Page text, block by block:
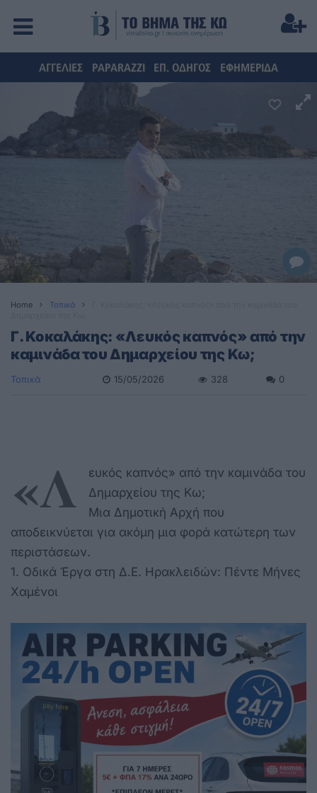
ΑΓΓΕΛΙΕΣ PAPARAZZI ΕΠ. ΟΔΗΓΟΣ ΕΦΗΜΕΡΙΔΑ
Home Τοπικά
Γ. Κοκαλάκης: «Λευκός καπνός» από την
καμινάδα του Δημαρχείου της Κω;
Τοπικά 15/05/2026 328 0
«Λ
ευκός καπνός» από την καμινάδα του
Δημαρχείου της Κω;
Μια Δημοτική Αρχή που
αποδεικνύεται για ακόμη μια φορά κατώτερη των
περιστάσεων.
1. Οδικά Έργα στη Δ.Ε. Ηρακλειδών: Πέντε Μήνες
Χαμένοι